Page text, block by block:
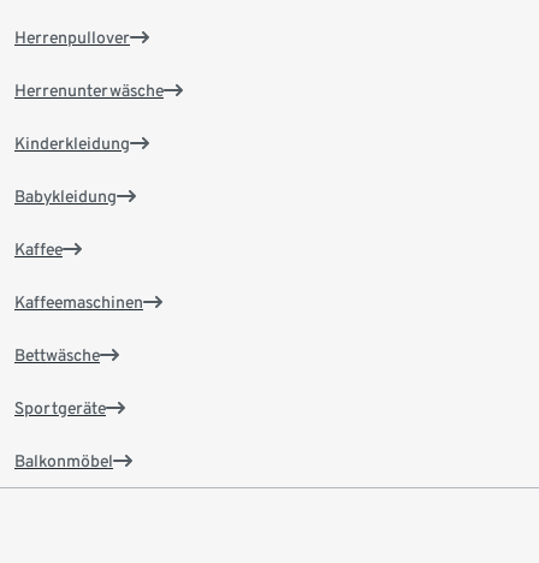
Herrenpullover
Herrenunterwäsche
Kinderkleidung
Babykleidung
Kaffee
Kaffeemaschinen
Bettwäsche
Sportgeräte
Balkonmöbel